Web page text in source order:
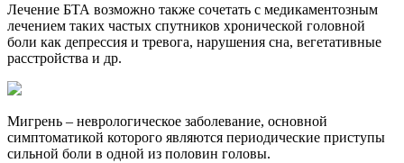
Лечение БТА возможно также сочетать с медикаментозным
лечением таких частых спутников хронической головной
боли как депрессия и тревога, нарушения сна, вегетативные
расстройства и др.
Мигрень – неврологическое заболевание, основной
симптоматикой которого являются периодические приступы
сильной боли в одной из половин головы.